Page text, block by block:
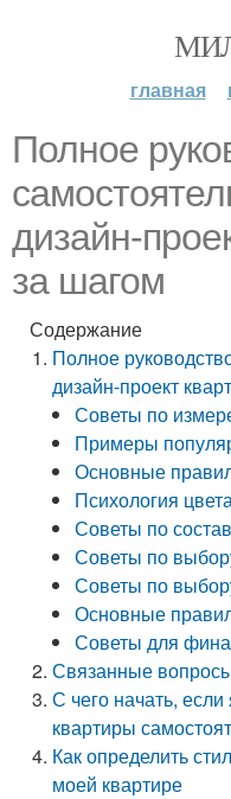
главная
Полное
дизайн-
за шагом
Содержание
Полное
дизайн-проект
Советы по
Примеры
Основные
Психология
Советы по
Советы по
Советы по
Основные
Советы для
Связанные
С чего начать, если
квартиры
Как определить
моей квартире